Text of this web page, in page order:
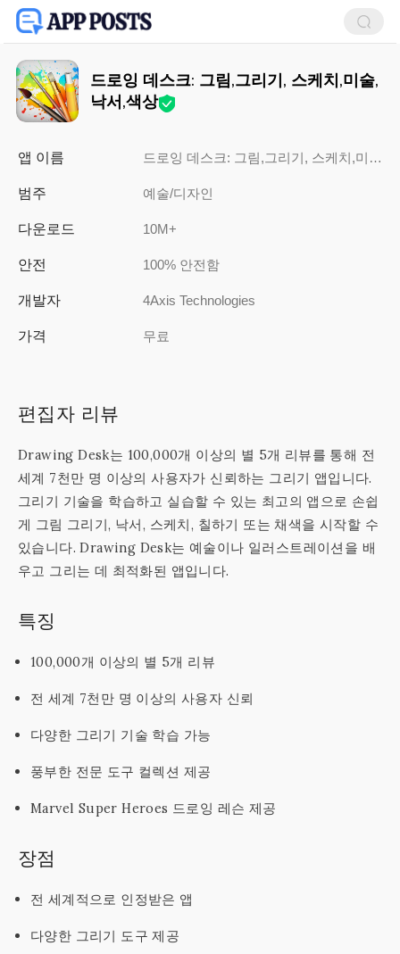
드로잉 데스크: 그림,그리기, 스케치,미술,
낙서,색상
앱 이름 드로잉 데스크: 그림,그리기, 스케치,미술,낙서,색상
범주 예술/디자인
다운로드 10M+
안전 100% 안전함
개발자 4Axis Technologies
가격 무료
편집자 리뷰
Drawing Desk는 100,000개 이상의 별 5개 리뷰를 통해 전
세계 7천만 명 이상의 사용자가 신뢰하는 그리기 앱입니다.
그리기 기술을 학습하고 실습할 수 있는 최고의 앱으로 손쉽
게 그림 그리기, 낙서, 스케치, 칠하기 또는 채색을 시작할 수
있습니다. Drawing Desk는 예술이나 일러스트레이션을 배
우고 그리는 데 최적화된 앱입니다.
특징
100,000개 이상의 별 5개 리뷰
전 세계 7천만 명 이상의 사용자 신뢰
다양한 그리기 기술 학습 가능
풍부한 전문 도구 컬렉션 제공
Marvel Super Heroes 드로잉 레슨 제공
장점
전 세계적으로 인정받은 앱
다양한 그리기 도구 제공